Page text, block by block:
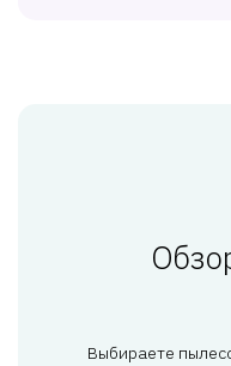
Выбираете